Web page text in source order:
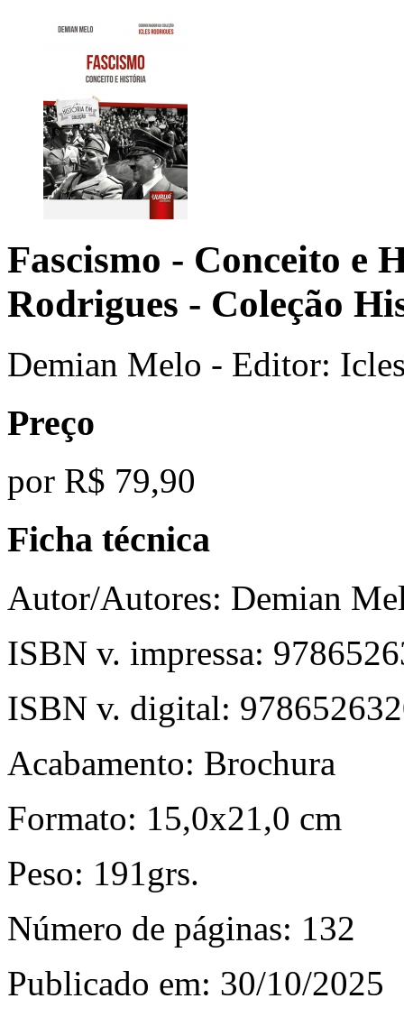
Fascismo - Conceito e
Rodrigues - Coleção
Demian Melo - Editor:
Preço
por R$ 79,90
Ficha técnica
Autor/Autores: Demian
ISBN v. impressa:
ISBN v. digital:
Acabamento: Brochura
Formato: 15,0x21,0 cm
Peso: 191grs.
Número de páginas: 132
Publicado em: 30/10/2025